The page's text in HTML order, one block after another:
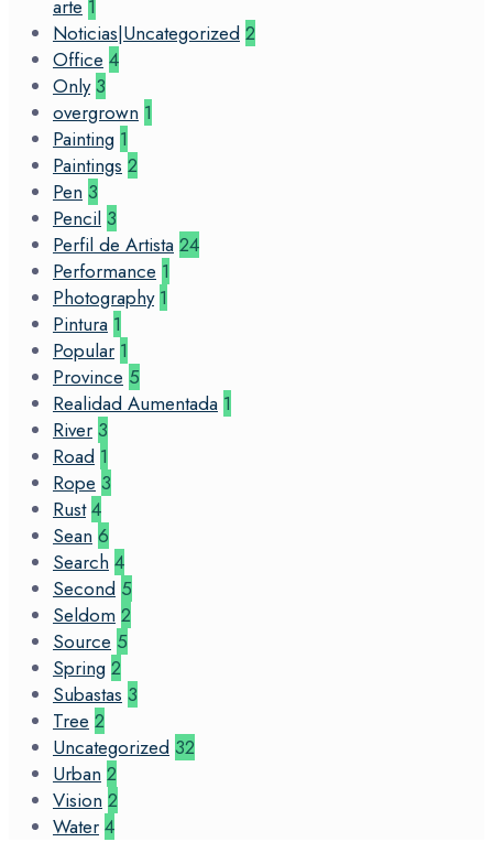
arte 1
Noticias|Uncategorized 2
Office 4
Only 3
overgrown 1
Painting 1
Paintings 2
Pen 3
Pencil 3
Perfil de Artista 24
Performance 1
Photography 1
Pintura 1
Popular 1
Province 5
Realidad Aumentada 1
River 3
Road 1
Rope 3
Rust 4
Sean 6
Search 4
Second 5
Seldom 2
Source 5
Spring 2
Subastas 3
Tree 2
Uncategorized 32
Urban 2
Vision 2
Water 4